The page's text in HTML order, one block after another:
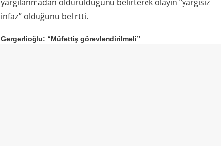
yargılanmadan öldürüldüğünü belirterek olayın “yargısız
infaz” olduğunu belirtti.
Gergerlioğlu: “Müfettiş görevlendirilmeli”